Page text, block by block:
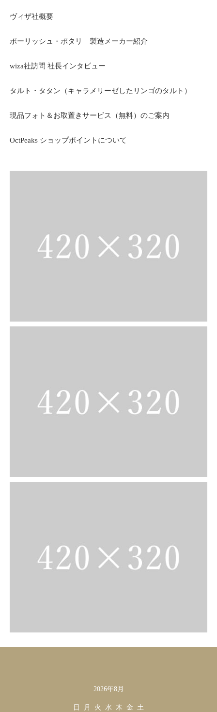
ヴィザ社概要
ポーリッシュ・ポタリ 製造メーカー紹介
wiza社訪問 社長インタビュー
タルト・タタン（キャラメリーゼしたリンゴのタルト）
現品フォト＆お取置きサービス（無料）のご案内
OctPeaks ショップポイントについて
2026年8月
日 月 火 水 木 金 土